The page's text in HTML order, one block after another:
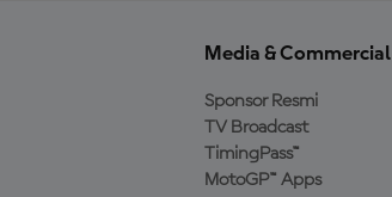
Media & Commercial
Sponsor Resmi
TV Broadcast
TimingPass™
MotoGP™ Apps